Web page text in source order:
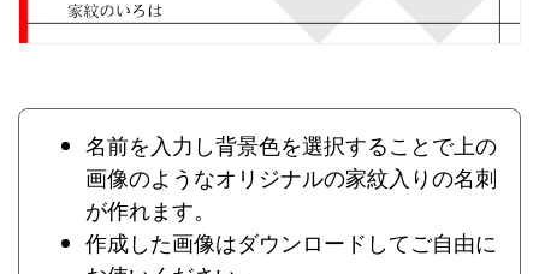
名前を入力し背景色を選択することで上の
画像のようなオリジナルの家紋入りの名刺
が作れます。
作成した画像はダウンロードしてご自由に